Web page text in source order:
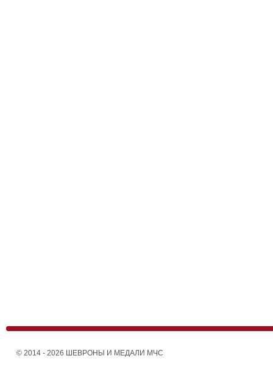
© 2014 - 2026 ШЕВРОНЫ И МЕДАЛИ МЧС